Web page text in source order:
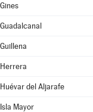
Gines
Guadalcanal
Guillena
Herrera
Huévar del Aljarafe
Isla Mayor